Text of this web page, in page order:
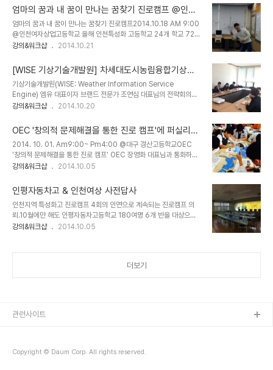
하는 일을 떠오..
족과 김영녀 과장님의 기조연설을 시작으로 오늘도 멋진 소통 강의를
시작한다. 주최측에서 준비해주신 간식:) 귤이 차가와요!! 섬세한 준비
가 느껴진다. 이 자리를 마련해주신 강원도청 여성가족과 김영녀 과장
님. 공부도 제일 열심히 하신다. 이런분이 이끌어가는 여성 정책은 다
르겠다. 강원도의, 여성의, 힘이 느껴지는 시간. 지금은 셀프토크시간.
볼수 있었을까?이제는 자기에게 ..
엄마의 꿈과 내 꿈이 만나는 꿈찾기 진로캠프 @인천
여상
엄마의 꿈과 내 꿈이 만나는 꿈찾기 진로캠프2014.10.18 AM 9:00
@인천여자상업고등학교 올해 인천특성화 고등학교 24개 학교 720
명을 대상으로 총 4회에 진행한 토요진로캠프 꿈사관학교.그 인연이
고에 이어서 오늘은 인천여상에서 진행했다. 이번엔 학생뿐 아닌 학부
모가 함께 동참했다. 오프닝 & 오리엔테이션 전체 진행을 맡은 박현진
PD. 내가 학교 다닐대만 해도 이런 진로캠프가 없었다. 게다가 엄마와
딸이 함께하는 캠프라니 놀랍고 부럽다. 오늘 많은 것을 얻어가길 바란
다고 말문을 열었다. 꿈사관학교 처음 할 때만해도 마이크 잡으면 버들
시 현장에서 쌓는 수밖에 없..
강의&워크샵 2014.10.21
[WISE 기상기술개발원] 차세대도시농림융합기상사
업단 브랜드 자문회의에 참석하다
기상기술개발원(WISE: Weather Information Service
Engine) 엠유 대표이자 브랜드 전문가 조연심 대표님의 전략회의에
함께 참석했다. 차세대도시농림융합기상사업단의 과학 콘텐츠가 대중
정보를 활용할수 있게끔 기상정보를 제공하는 과학자들의 집단. 이들
이 만들어낸 과학적 데이터를 대중에게 어떻게 알릴수 있느냐가 이번
기획의 핵심이었다. 현재 홈페이지(http://wise2020.org/)에 콘텐
츠가 있지만 온라인 콘텐츠로 드러나지 않는 상태이다. 과학적 콘텐츠
를 대중이 알 수 있도록 풀어 다양한 콘텐츠 플랫폼에 노출하는 것이
자리가 필요하다.그 자리는..
강의&워크샵 2014.10.20
OEC '창의적 문제해결을 통한 진로 캠프'에 퍼실리테
이터로 참가하다 @ 대구 경산고등학교
2014. 10. 01. Am9:00~ Pm4:00 @대구 경산고등학교OEC
'창의적 문제해결을 통한 진로 캠프' OEC 장영화 대표님과 통화하다
가 한가지 제안을 덥석 받아들였다. 대구 경산고에서 '창의적 문제해결
원도 옥계에서 보내고 10월의 첫날을 맞이하러 대구로 이동했다. 오늘
하룻동안 앙트십 프로그램을 함께 하는 2학년 6반. 아이들과 인사하
고 본 앙트십 수업에 들어갔다. 세상의 문제를 다양한 방법으로 해결하
고 새로운 기회를 만들어내는 기업의 세계를 알아보는문제해결카드
워크샵을 진행했다. 문제해결카드 워크샵 이 카드에는 다양한 기업이
강의&워크샵 2014.10.05
인평자동차고 & 인천여상 사전답사
인천지역 특성화고 진로캠프 4회의 인연으로 계속되는 진로캠프 의
뢰.10월에만 해도 인평자동차고등학교 180여명 6개 반을 대상으로
꿈캠프를, 인천여상에서는 학부모 대상의 진로찾기 캠프를 진행하게
실을 듣고 우리가 잘하고 있구나 싶었다는. 급하게 나오느라 점심도 못
그룹으로 두개의 교실이 필요하..
강의&워크샵 2014.10.05
더보기
Copyright © Daum Corp. All rights reserved.
관련사이트